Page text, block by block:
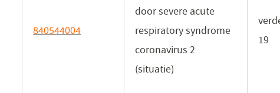
840544004
door severe acute
respiratory syndrome
coronavirus 2
(situatie)
19